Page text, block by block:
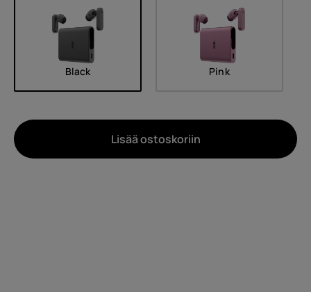
Noin
Black Pink
Lisää ostoskoriin